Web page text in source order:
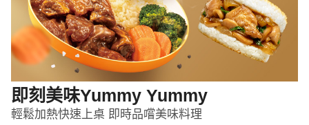
即刻美味Yummy Yummy
輕鬆加熱快速上桌 即時品嚐美味料理